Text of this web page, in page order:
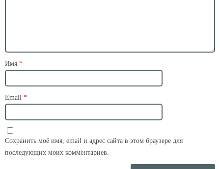
Имя *
Email *
Сохранить моё имя, email и адрес сайта в этом браузере для
последующих моих комментариев.